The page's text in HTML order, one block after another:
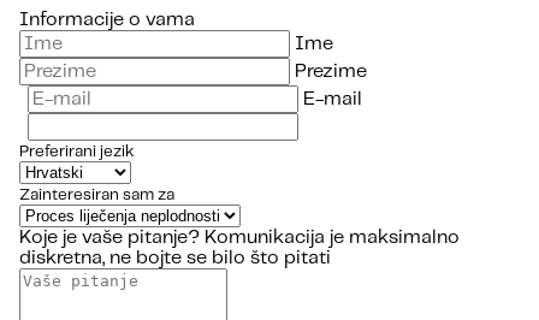
Informacije o vama
Ime
Prezime
E-mail
Preferirani jezik
Zainteresiran sam za
Koje je vaše pitanje? Komunikacija je maksimalno
diskretna, ne bojte se bilo što pitati